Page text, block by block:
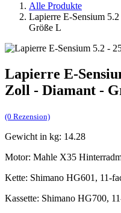
Alle Produkte
Lapierre E-Sensium
Größe L
Lapierre E-
Zoll - Diamant -
(0 Rezension)
Gewicht in kg: 14.28
Motor: Mahle X35
Kette: Shimano HG601, 11-
Kassette: Shimano HG700,